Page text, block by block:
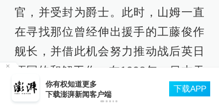
官，并受封为爵士。此时，山姆一直
在寻找那位曾经伸出援手的工藤俊作
舰长，并借此机会努力推动战后英日
两国的和解工作。在1998年，日本天
皇访问英国之前，山姆甚至给泰晤士
知道更多
湃新闻客户端
下载APP
段限速